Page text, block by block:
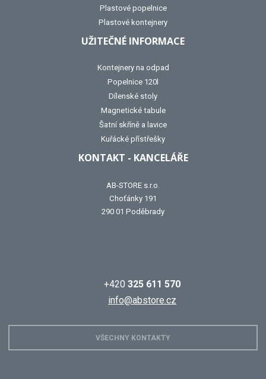
Plastové popelnice
Plastové kontejnery
UŽITEČNÉ INFORMACE
Kontejnery na odpad
Popelnice 120l
Dílenské stoly
Magnetické tabule
Šatní skříně a lavice
Kuřácké přístřešky
KONTAKT - KANCELÁŘE
AB-STORE s.r.o.
Choťánky 191
290 01 Poděbrady
+420 325 611 570
info@abstore.cz
VŠECHNY KONTAKTY